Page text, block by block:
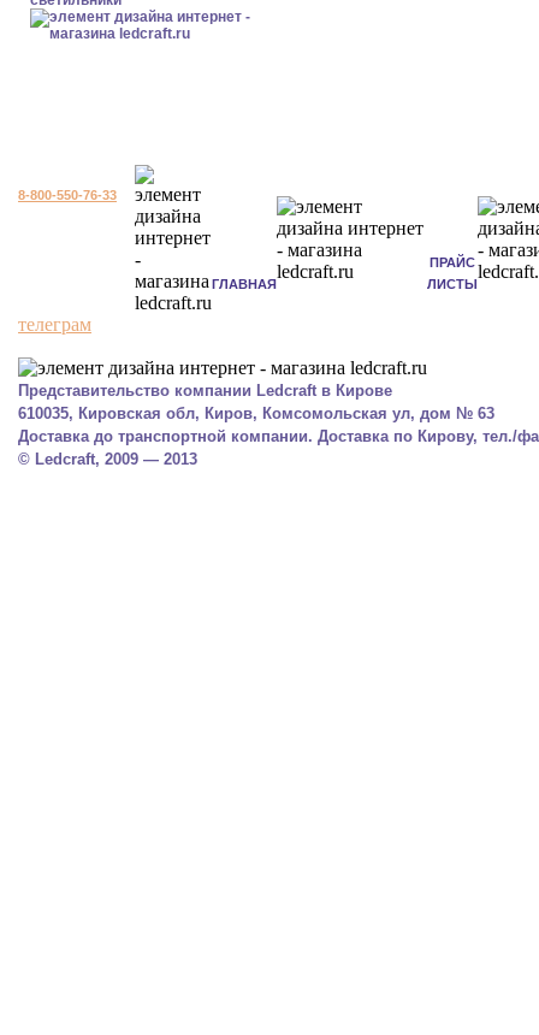
8-800-550-76-33
ГЛАВНАЯ
ПРАЙС
ЛИСТЫ
телеграм
Представительство компании Ledcraft в Кирове
610035, Кировская обл, Киров, Комсомольская ул, дом № 63
Доставка до транспортной компании. Доставка по Кирову, тел./
© Ledcraft, 2009 — 2013